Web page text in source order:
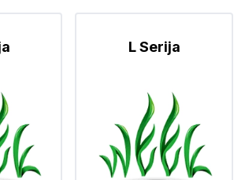
L Serija